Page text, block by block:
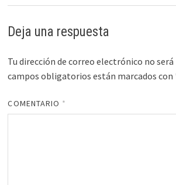
Deja una respuesta
Tu dirección de correo electrónico no será
campos obligatorios están marcados con
COMENTARIO *